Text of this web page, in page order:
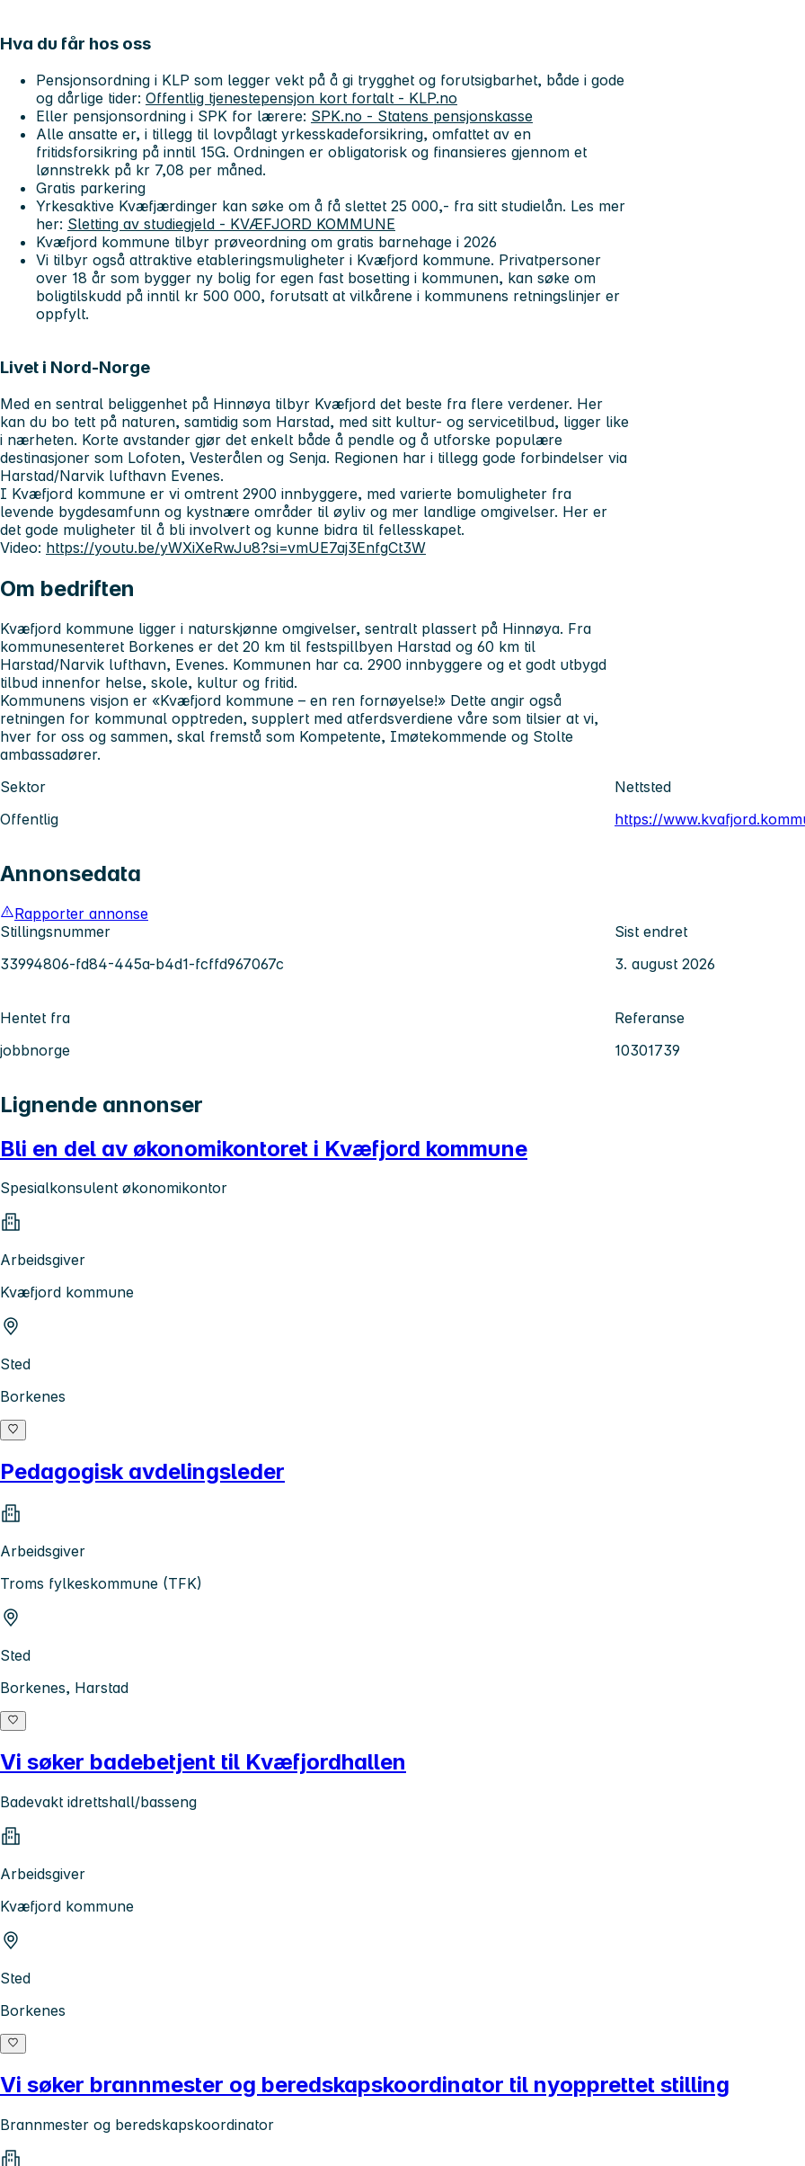
Hva du får hos oss
Pensjonsordning i KLP som legger vekt på å gi trygghet og forutsigbarhet, både i gode
og dårlige tider: Offentlig tjenestepensjon kort fortalt - KLP.no
Eller pensjonsordning i SPK for lærere: SPK.no - Statens pensjonskasse
Alle ansatte er, i tillegg til lovpålagt yrkesskadeforsikring, omfattet av en
fritidsforsikring på inntil 15G. Ordningen er obligatorisk og finansieres gjennom et
lønnstrekk på kr 7,08 per måned.
Gratis parkering
Yrkesaktive Kvæfjærdinger kan søke om å få slettet 25 000,- fra sitt studielån. Les mer
her: Sletting av studiegjeld - KVÆFJORD KOMMUNE
Kvæfjord kommune tilbyr prøveordning om gratis barnehage i 2026
Vi tilbyr også attraktive etableringsmuligheter i Kvæfjord kommune. Privatpersoner
over 18 år som bygger ny bolig for egen fast bosetting i kommunen, kan søke om
boligtilskudd på inntil kr 500 000, forutsatt at vilkårene i kommunens retningslinjer er
oppfylt.
Livet i Nord-Norge
Med en sentral beliggenhet på Hinnøya tilbyr Kvæfjord det beste fra flere verdener. Her
kan du bo tett på naturen, samtidig som Harstad, med sitt kultur- og servicetilbud, ligger like
i nærheten. Korte avstander gjør det enkelt både å pendle og å utforske populære
destinasjoner som Lofoten, Vesterålen og Senja. Regionen har i tillegg gode forbindelser via
Harstad/Narvik lufthavn Evenes.
I Kvæfjord kommune er vi omtrent 2900 innbyggere, med varierte bomuligheter fra
levende bygdesamfunn og kystnære områder til øyliv og mer landlige omgivelser. Her er
det gode muligheter til å bli involvert og kunne bidra til fellesskapet.
Video: https://youtu.be/yWXiXeRwJu8?si=vmUE7aj3EnfgCt3W
Om bedriften
Kvæfjord kommune ligger i naturskjønne omgivelser, sentralt plassert på Hinnøya. Fra
kommunesenteret Borkenes er det 20 km til festspillbyen Harstad og 60 km til
Harstad/Narvik lufthavn, Evenes. Kommunen har ca. 2900 innbyggere og et godt utbygd
tilbud innenfor helse, skole, kultur og fritid.
Kommunens visjon er «Kvæfjord kommune – en ren fornøyelse!» Dette angir også
retningen for kommunal opptreden, supplert med atferdsverdiene våre som tilsier at vi,
hver for oss og sammen, skal fremstå som Kompetente, Imøtekommende og Stolte
ambassadører.
Sektor
Offentlig
Nettsted
https://
Annonsedata
Rapporter annonse
Stillingsnummer
33994806-fd84-445a-b4d1-fcffd967067c
Sist endret
3. august 2026
Hentet fra
jobbnorge
Referanse
10301739
Lignende annonser
Bli en del av økonomikontoret i Kvæfjord kommune
Spesialkonsulent økonomikontor
Arbeidsgiver
Kvæfjord kommune
Sted
Borkenes
Pedagogisk avdelingsleder
Arbeidsgiver
Troms fylkeskommune (TFK)
Sted
Borkenes, Harstad
Vi søker badebetjent til Kvæfjordhallen
Badevakt idrettshall/basseng
Arbeidsgiver
Kvæfjord kommune
Sted
Borkenes
Vi søker brannmester og beredskapskoordinator til nyopprettet stilling
Brannmester og beredskapskoordinator